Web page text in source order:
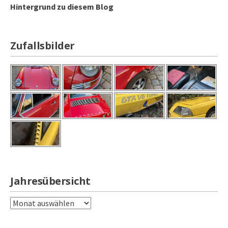
Hintergrund zu diesem Blog
Zufallsbilder
Jahresübersicht
Jahresübersicht